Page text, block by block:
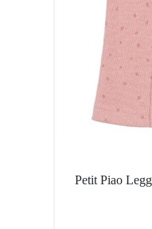
Petit Piao